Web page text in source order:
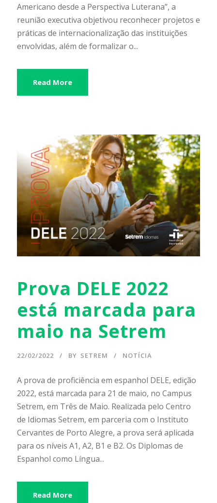
Americano desde a Perspectiva Luterana”, a
reunião executiva objetivou reconhecer projetos e
práticas de internacionalização das instituições
envolvidas, além de formalizar o...
Read More
Prova DELE 2022
está marcada para
maio na Setrem
22/02/2022 BY SETREM NOTÍCIA
A prova de proficiência em espanhol DELE, edição
2022, está marcada para 21 de maio, no Campus
Setrem, em Três de Maio. Realizada pelo Centro
de Idiomas Setrem, em parceria com o Instituto
Cervantes de Porto Alegre, a prova será aplicada
para os níveis A1, A2, B1 e B2. Os Diplomas de
Espanhol como Língua...
Read More